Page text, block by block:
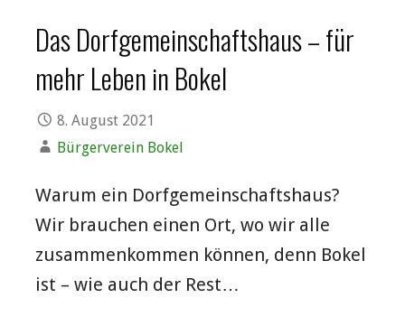
Das Dorfgemeinschaftshaus – für
mehr Leben in Bokel
8. August 2021
Bürgerverein Bokel
Warum ein Dorfgemeinschaftshaus?
Wir brauchen einen Ort, wo wir alle
zusammenkommen können, denn Bokel
ist – wie auch der Rest…